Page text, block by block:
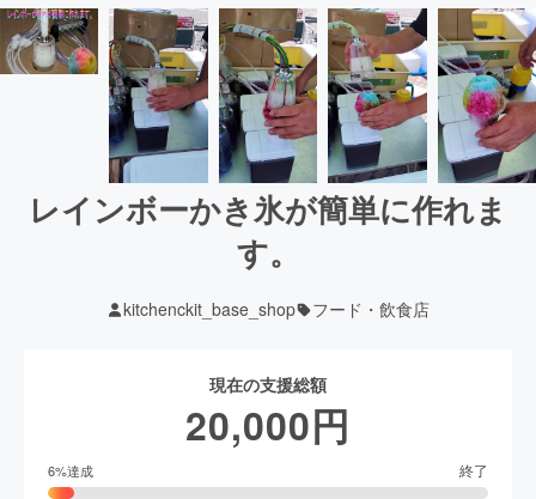
レインボーかき氷が簡単に作れま
す。
kitchenckit_base_shop フード・飲食店
現在の支援総額
20,000円
6%達成 終了